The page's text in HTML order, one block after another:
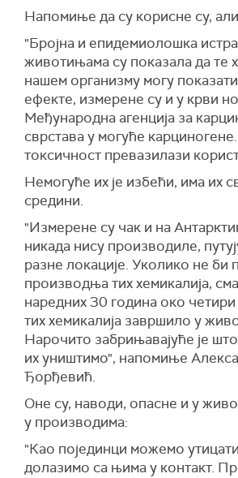
Напомиње да су корисне су,
"Бројна и епидемиолошка
животињама су показала да те
нашем организму могу
ефекте, измерене су и у крви
Међународна агенција за
сврстава у могуће
токсичност превазилази
Немогуће их је избећи, има их
средини.
"Измерене су чак и на
никада нису производиле,
разне локације. Уколико не би
производња тих хемикалија,
наредних 30 година око
тих хемикалија завршило у
Нарочито забрињавајуће је
их уништимо", напомиње
Ђорђевић.
Оне су, наводи, опасне и у
у производима:
"Као појединци можемо
долазимо са њима у контакт.